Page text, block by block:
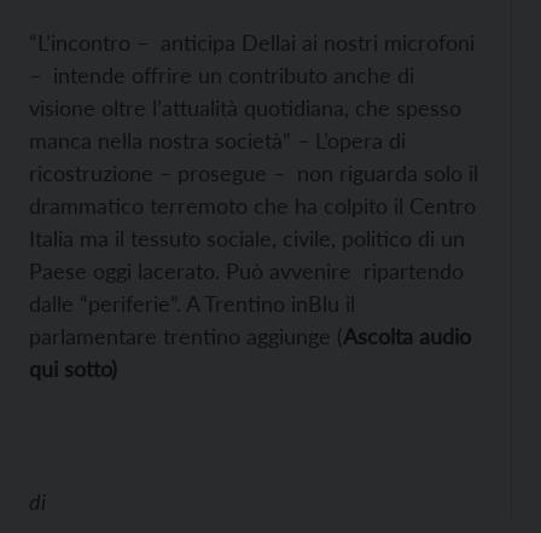
“L’incontro – anticipa Dellai ai nostri microfoni
– intende offrire un contributo anche di
visione oltre l’attualità quotidiana, che spesso
manca nella nostra società” – L’opera di
ricostruzione – prosegue – non riguarda solo il
drammatico terremoto che ha colpito il Centro
Italia ma il tessuto sociale, civile, politico di un
Paese oggi lacerato. Può avvenire ripartendo
dalle “periferie”. A Trentino inBlu il
parlamentare trentino aggiunge (Ascolta audio
qui sotto)
di